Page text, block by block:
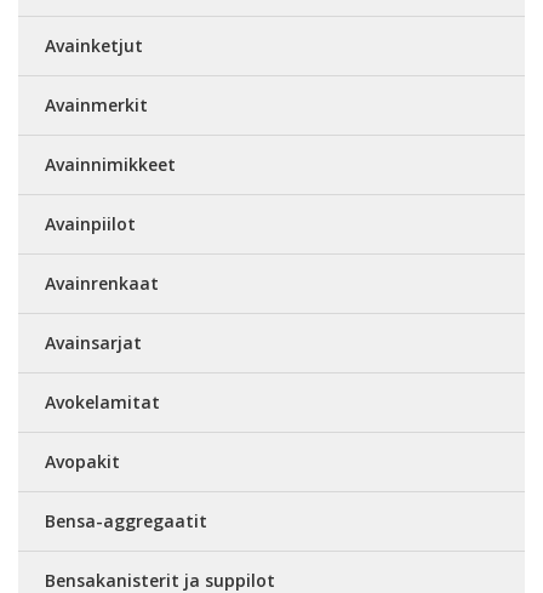
Avainketjut
Avainmerkit
Avainnimikkeet
Avainpiilot
Avainrenkaat
Avainsarjat
Avokelamitat
Avopakit
Bensa-aggregaatit
Bensakanisterit ja suppilot